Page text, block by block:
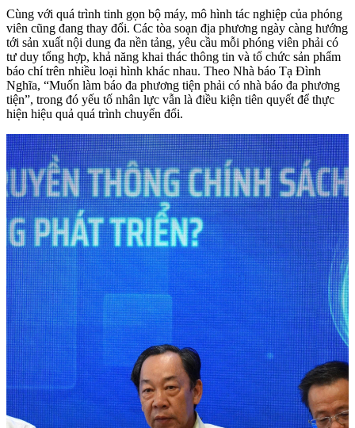
Cùng với quá trình tinh gọn bộ máy, mô hình tác nghiệp của phóng
viên cũng đang thay đổi. Các tòa soạn địa phương ngày càng hướng
tới sản xuất nội dung đa nền tảng, yêu cầu mỗi phóng viên phải có
tư duy tổng hợp, khả năng khai thác thông tin và tổ chức sản phẩm
báo chí trên nhiều loại hình khác nhau. Theo Nhà báo Tạ Đình
Nghĩa, “Muốn làm báo đa phương tiện phải có nhà báo đa phương
tiện”, trong đó yếu tố nhân lực vẫn là điều kiện tiên quyết để thực
hiện hiệu quả quá trình chuyển đổi.